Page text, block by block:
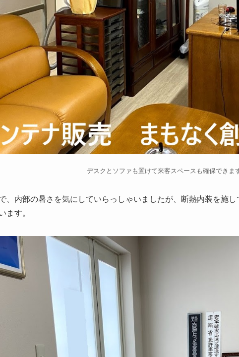
デスクとソファも置けて来客スペースも確保できます
、内部の暑さを気にしていらっしゃいましたが、断熱内装を施
ます。